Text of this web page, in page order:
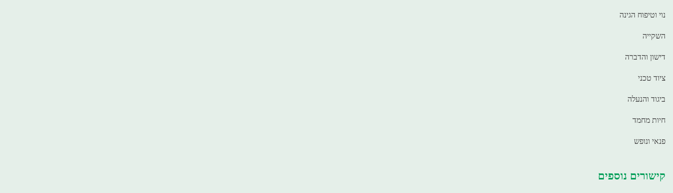
נוי וטיפוח הגינה
השקייה
דישון והדברה
ציוד טכני
ביגוד והנעלה
חיות מחמד
פנאי ונופש
קישורים נוספים